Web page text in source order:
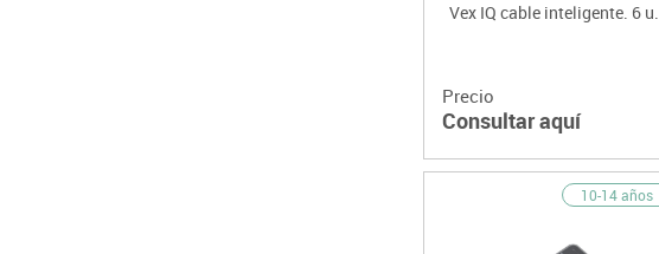
Vex IQ cable inteligente. 6 u.
Precio
Consultar aquí
10-14 años